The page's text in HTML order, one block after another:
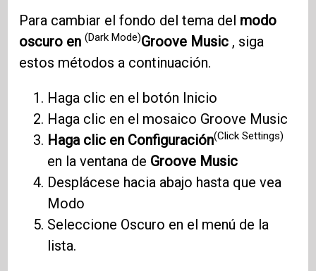
Para cambiar el fondo del tema del modo
oscuro en(Dark Mode)Groove Music , siga
estos métodos a continuación.
Haga clic en el botón Inicio
Haga clic en el mosaico Groove Music
Haga clic en Configuración(Click Settings)
en la ventana de Groove Music
Desplácese hacia abajo hasta que vea
Modo
Seleccione Oscuro en el menú de la
lista.